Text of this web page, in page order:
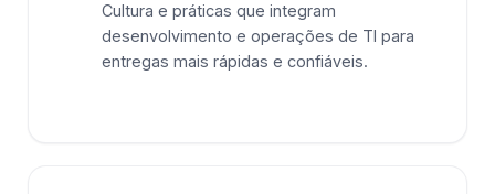
Cultura e práticas que integram
desenvolvimento e operações de TI para
entregas mais rápidas e confiáveis.